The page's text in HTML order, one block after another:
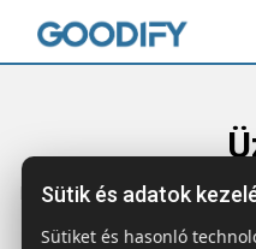
Főoldal Termékek
Sütik és adatok
Sütiket és hasonló